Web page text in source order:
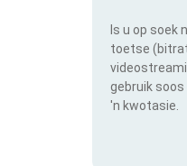
Is u op soek
toetse
gebruik soos
'n kwotasie.